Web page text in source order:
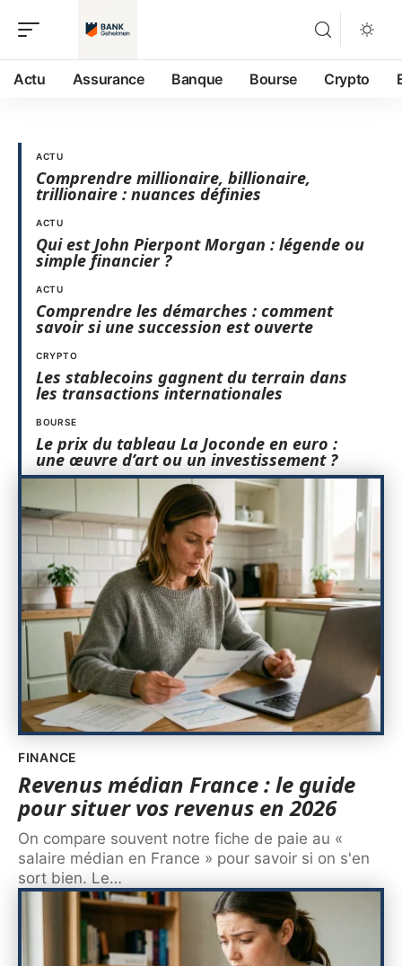
Actu Assurance Banque Bourse Crypto
ACTU
Comprendre millionaire, billionaire,
trillionaire : nuances définies
ACTU
Qui est John Pierpont Morgan : légende ou
simple financier ?
ACTU
Comprendre les démarches : comment
savoir si une succession est ouverte
CRYPTO
Les stablecoins gagnent du terrain dans
les transactions internationales
BOURSE
Le prix du tableau La Joconde en euro :
une œuvre d’art ou un investissement ?
FINANCE
Revenus médian France : le guide
pour situer vos revenus en 2026
On compare souvent notre fiche de paie au «
salaire médian en France » pour savoir si on s'en
sort bien. Le…